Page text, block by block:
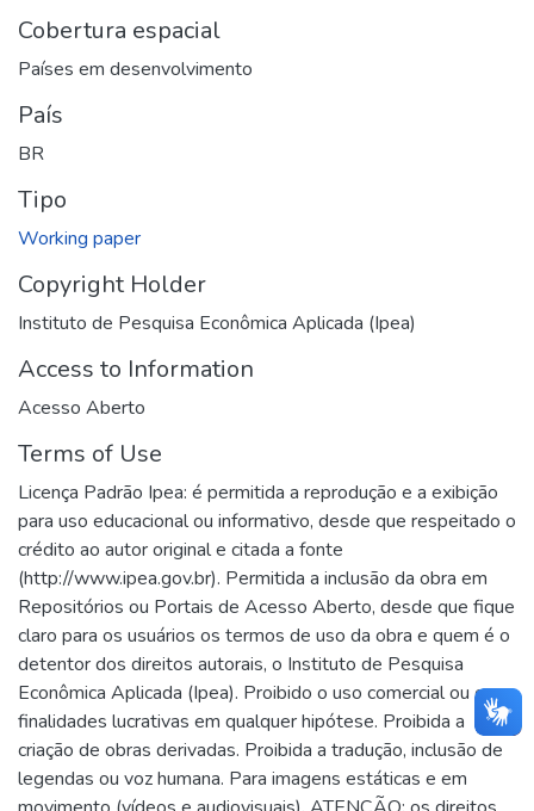
Cobertura espacial
Países em desenvolvimento
País
BR
Tipo
Working paper
Copyright Holder
Instituto de Pesquisa Econômica Aplicada (Ipea)
Access to Information
Acesso Aberto
Terms of Use
Licença Padrão Ipea: é permitida a reprodução e a exibição
para uso educacional ou informativo, desde que respeitado o
crédito ao autor original e citada a fonte
(http://www.ipea.gov.br). Permitida a inclusão da obra em
Repositórios ou Portais de Acesso Aberto, desde que fique
claro para os usuários os termos de uso da obra e quem é o
detentor dos direitos autorais, o Instituto de Pesquisa
Econômica Aplicada (Ipea). Proibido o uso comercial ou com
finalidades lucrativas em qualquer hipótese. Proibida a
criação de obras derivadas. Proibida a tradução, inclusão de
legendas ou voz humana. Para imagens estáticas e em